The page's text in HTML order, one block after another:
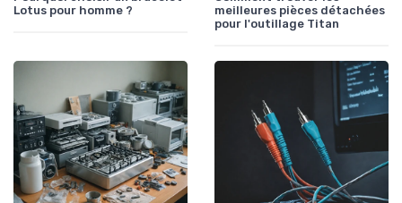
Lotus pour homme ?
meilleures pièces détachées
pour l'outillage Titan